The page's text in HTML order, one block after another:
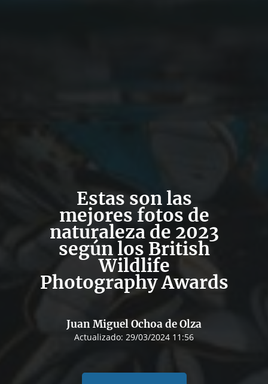
Estas son las
mejores fotos de
naturaleza de 2023
según los British
Wildlife
Photography Awards
Juan Miguel Ochoa de Olza
Actualizado: 29/03/2024 11:56